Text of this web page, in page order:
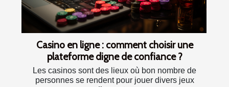
Casino en ligne : comment choisir une
plateforme digne de confiance ?
Les casinos sont des lieux où bon nombre de
personnes se rendent pour jouer divers jeux